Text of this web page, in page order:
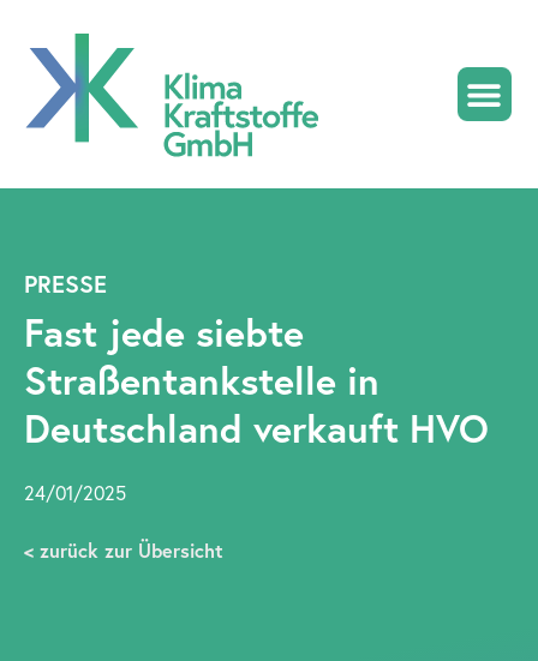
PRESSE
Fast jede siebte
Straßentankstelle in
Deutschland verkauft HVO
24/01/2025
< zurück zur Übersicht